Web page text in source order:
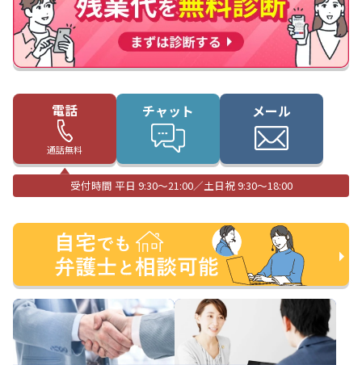
電話
通話無料
受付時間 平日 9:30〜21:00／土日祝 9:30〜18:00
チャット メール